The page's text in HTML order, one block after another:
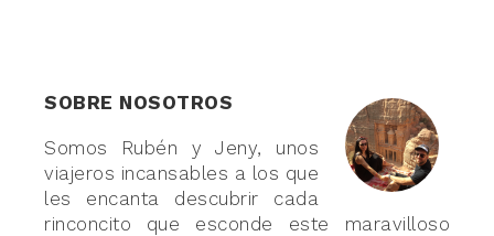
SOBRE NOSOTROS
Somos Rubén y Jeny, unos
viajeros incansables a los que
les encanta descubrir cada
rinconcito que esconde este maravilloso